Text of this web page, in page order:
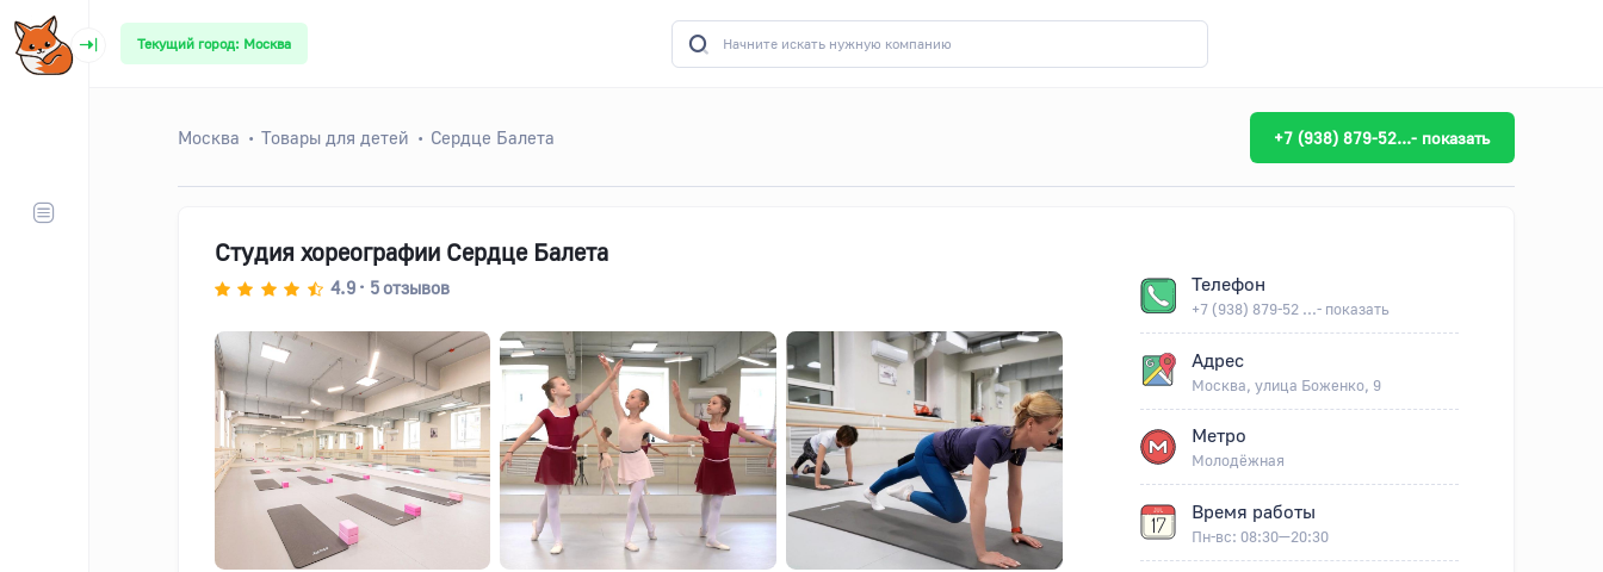
Текущий город: Москва
Москва Товары для детей Сердце Балета +7 (938) 879-52...- показать
Студия хореографии Сердце Балета
4.9 • 5отзывов Телефон
+7 (938) 879-52 ...- показать
Адрес
Москва, улица Боженко, 9
Метро
Молодёжная
Время работы
Пн-вс: 08:30—20:30